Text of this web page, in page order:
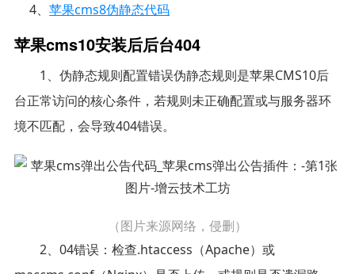
4、苹果cms8伪静态代码
苹果cms10安装后后台404
1、伪静态规则配置错误伪静态规则是苹果CMS10后
台正常访问的核心条件，若规则未正确配置或与服务器环
境不匹配，会导致404错误。
（图片来源网络，侵删）
2、04错误：检查.htaccess（Apache）或